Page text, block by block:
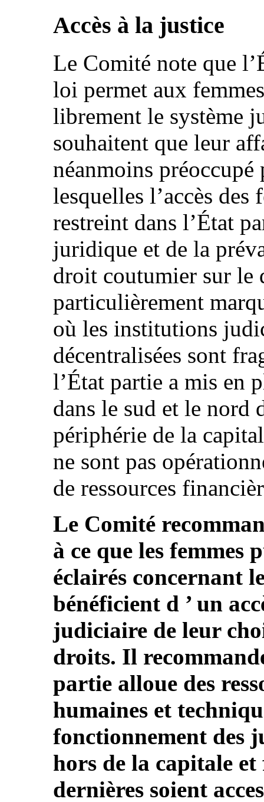
Accès à la justice
Le Comité note que
loi permet aux
librement le système
souhaitent que leur
néanmoins
lesquelles l’accès des
restreint dans l’État
juridique et de la
droit coutumier sur le
particulièrement
où les institutions
décentralisées sont
l’État partie a mis en
dans le sud et le nord
périphérie de la
ne sont pas
de ressources
Le Comité
à ce que les femmes
éclairés concernant
bénéficient d ’ un
judiciaire de leur
droits. Il
partie alloue des
humaines et
fonctionnement des
hors de la capitale et
dernières soient